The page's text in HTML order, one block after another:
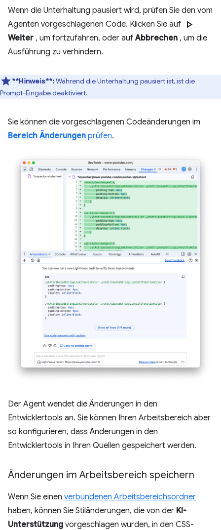
Wenn die Unterhaltung pausiert wird, prüfen Sie den vom
Agenten vorgeschlagenen Code. Klicken Sie auf play_arrow
Weiter , um fortzufahren, oder aufAbbrechen , um die
Ausführung zu verhindern.
**Hinweis**:Während die Unterhaltung pausiert ist, ist die
Prompt-Eingabe deaktiviert.
Sie können die vorgeschlagenen Codeänderungen im
Bereich Änderungen prüfen.
Der Agent wendet die Änderungen in den
Entwicklertools an. Sie können Ihren Arbeitsbereich aber
so konfigurieren, dass Änderungen in den
Entwicklertools in Ihren Quellen gespeichert werden.
Änderungen im Arbeitsbereich speichern
Wenn Sie einen verbundenen Arbeitsbereichsordner
haben, können Sie Stiländerungen, die von der KI-
Unterstützung vorgeschlagen wurden, in den CSS-